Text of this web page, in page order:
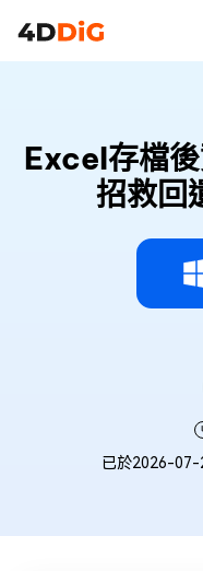
Excel存檔
招救回
已於2026-07-